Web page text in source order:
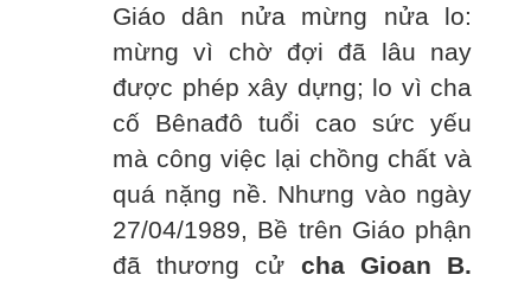
Giáo dân nửa mừng nửa lo:
mừng vì chờ đợi đã lâu nay
được phép xây dựng; lo vì cha
cố Bênađô tuổi cao sức yếu
mà công việc lại chồng chất và
quá nặng nề. Nhưng vào ngày
27/04/1989, Bề trên Giáo phận
đã thương cử cha Gioan B.